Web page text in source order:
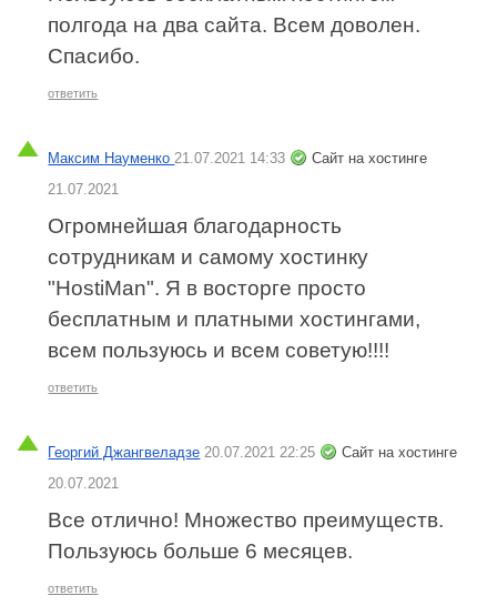
полгода на два сайта. Всем доволен.
Спасибо.
ответить
Максим Науменко21.07.2021 14:33
Сайт на хостинге
21.07.2021
Огромнейшая благодарность
сотрудникам и самому хостинку
"HostiMan". Я в восторге просто
бесплатным и платными хостингами,
всем пользуюсь и всем советую!!!!
ответить
Георгий Джангвеладзе 20.07.2021 22:25
Сайт на хостинге
20.07.2021
Все отлично! Множество преимуществ.
Пользуюсь больше 6 месяцев.
ответить